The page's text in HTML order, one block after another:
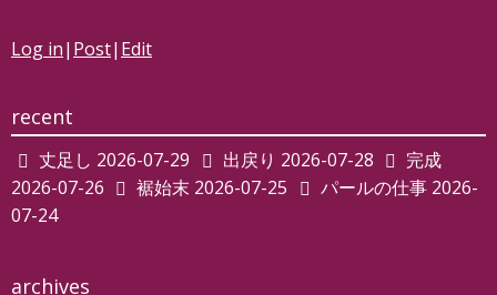
Log in| Post| Edit
recent
丈足し 2026-07-29 出戻り 2026-07-28
完成
2026-07-26
裾始末 2026-07-25 パールの仕事 2026-
07-24
archives